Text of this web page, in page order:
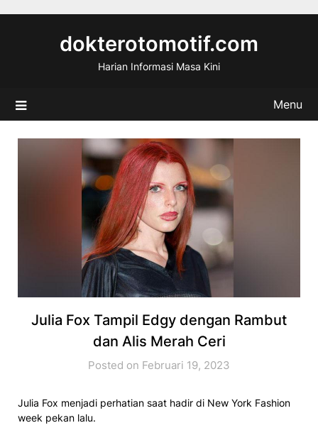
dokterotomotif.com
Harian Informasi Masa Kini
Menu
Julia Fox Tampil Edgy dengan Rambut
dan Alis Merah Ceri
Posted on Februari 19, 2023
Julia Fox menjadi perhatian saat hadir di New York Fashion
week pekan lalu.